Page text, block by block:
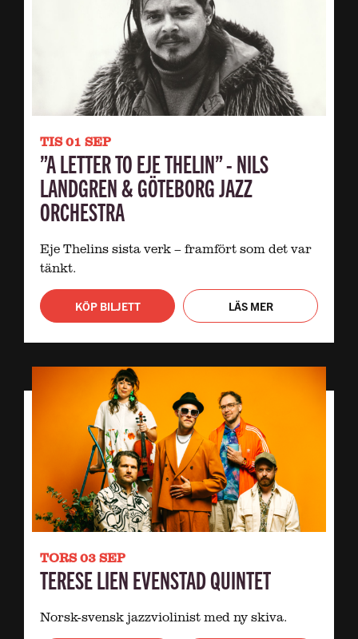
TIS 01 SEP
”A LETTER TO EJE THELIN” - NILS
LANDGREN & GÖTEBORG JAZZ
ORCHESTRA
Eje Thelins sista verk – framfört som det var
tänkt.
KÖP BILJETT LÄS MER
TORS 03 SEP
TERESE LIEN EVENSTAD QUINTET
Norsk-svensk jazzviolinist med ny skiva.